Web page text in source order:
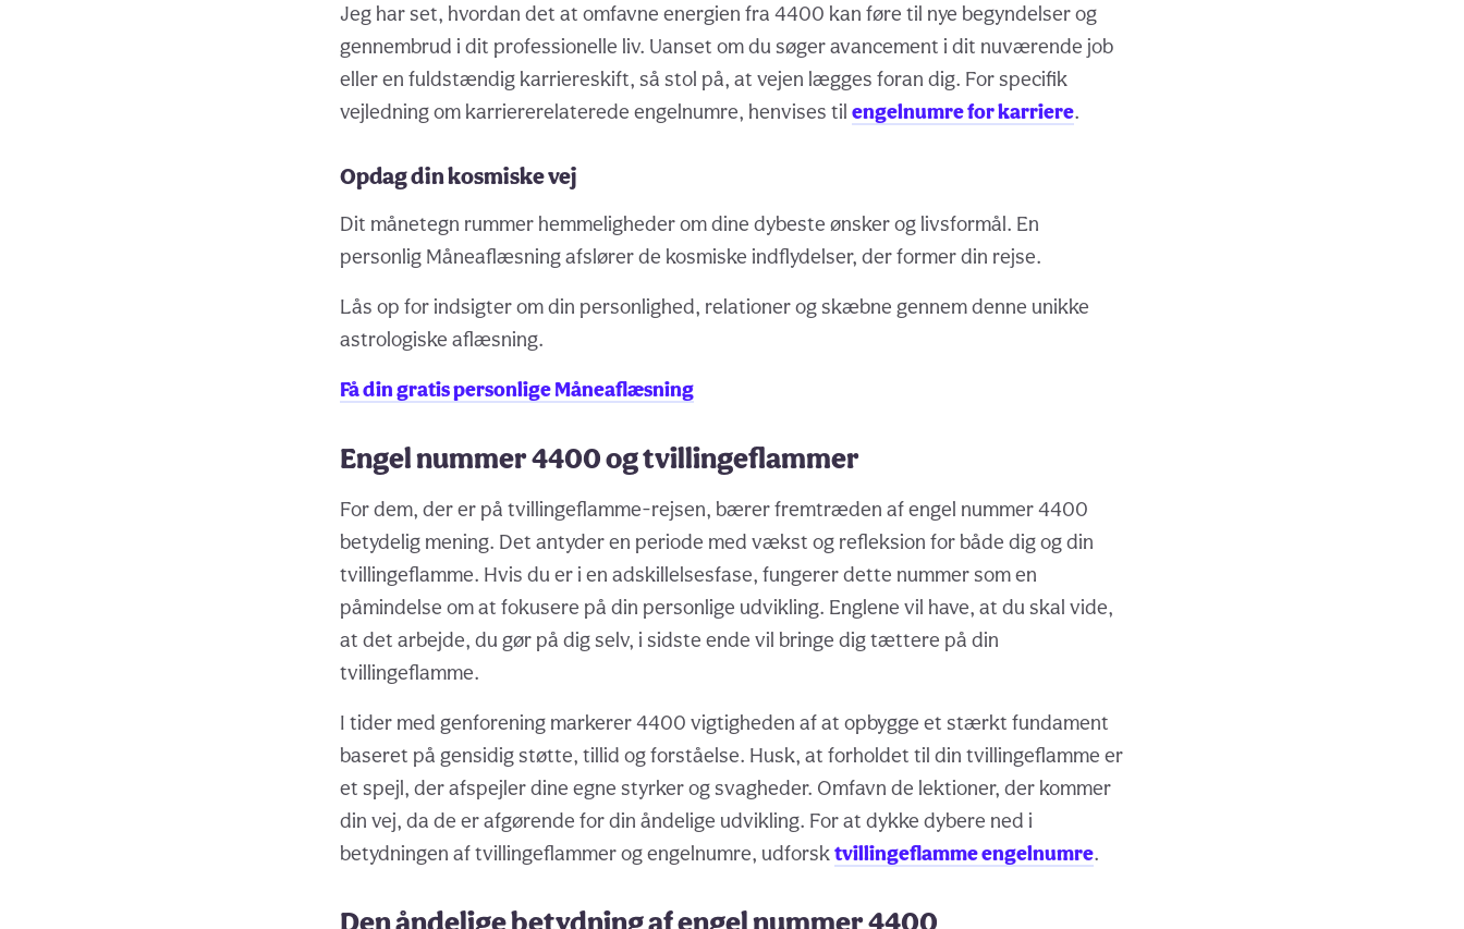
Jeg har set, hvordan det at omfavne energien fra 4400 kan føre til nye begyndelser og
gennembrud i dit professionelle liv. Uanset om du søger avancement i dit nuværende job
eller en fuldstændig karriereskift, så stol på, at vejen lægges foran dig. For specifik
vejledning om karriererelaterede engelnumre, henvises til engelnumre for karriere.
Opdag din kosmiske vej
Dit månetegn rummer hemmeligheder om dine dybeste ønsker og livsformål. En
personlig Måneaflæsning afslører de kosmiske indflydelser, der former din rejse.
Lås op for indsigter om din personlighed, relationer og skæbne gennem denne unikke
astrologiske aflæsning.
Få din gratis personlige Måneaflæsning
Engel nummer 4400 og tvillingeflammer
For dem, der er på tvillingeflamme-rejsen, bærer fremtræden af engel nummer 4400
betydelig mening. Det antyder en periode med vækst og refleksion for både dig og din
tvillingeflamme. Hvis du er i en adskillelsesfase, fungerer dette nummer som en
påmindelse om at fokusere på din personlige udvikling. Englene vil have, at du skal vide,
at det arbejde, du gør på dig selv, i sidste ende vil bringe dig tættere på din
tvillingeflamme.
I tider med genforening markerer 4400 vigtigheden af at opbygge et stærkt fundament
baseret på gensidig støtte, tillid og forståelse. Husk, at forholdet til din tvillingeflamme er
et spejl, der afspejler dine egne styrker og svagheder. Omfavn de lektioner, der kommer
din vej, da de er afgørende for din åndelige udvikling. For at dykke dybere ned i
betydningen af tvillingeflammer og engelnumre, udforsktvillingeflamme engelnumre.
Den åndelige betydning af engel nummer 4400